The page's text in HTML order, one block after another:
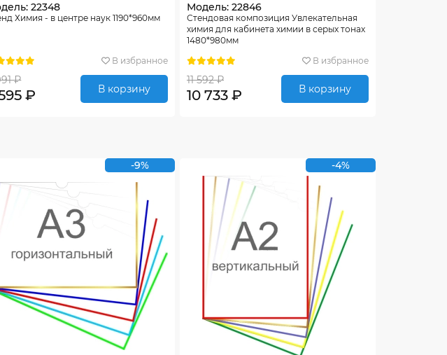
22348
Химия - в центре наук 1190*960мм
В избранное
₽
₽ В корзину
Модель: 22846
Стендовая композиция Увлекательная
химия для кабинета химии в серых тонах
1480*980мм
В избранное
11 592 ₽
10 733 ₽ В корзину
-9% -4%